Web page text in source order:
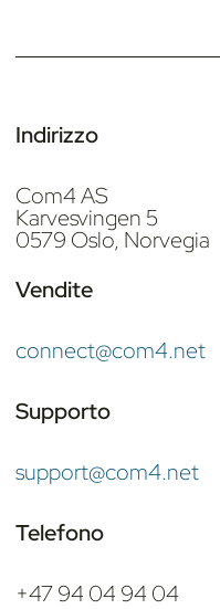
Indirizzo
Com4 AS
Karvesvingen 5
0579 Oslo, Norvegia
Vendite
connect@com4.net
Supporto
support@com4.net
Telefono
+47 94 04 94 04